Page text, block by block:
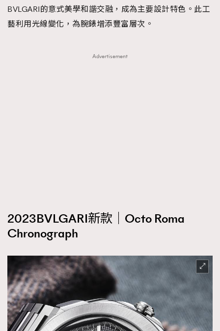
BVLGARI的意式美學和諧交融，成為主要設計特色。此工
藝利用光線變化，為腕錶增添豐富層次。
Advertisement
2023BVLGARI新款｜Octo Roma
Chronograph